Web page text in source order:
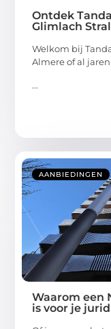
Ontdek
Glimlach
Welkom bij
Almere of al
...
AANBIEDINGEN
Waarom een
is voor je